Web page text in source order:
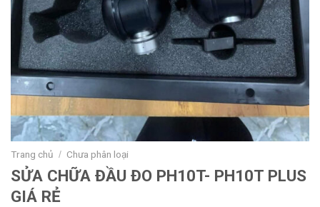
Trang chủ / Chưa phân loại
SỬA CHỮA ĐẦU ĐO PH10T- PH10T PLUS
GIÁ RẺ